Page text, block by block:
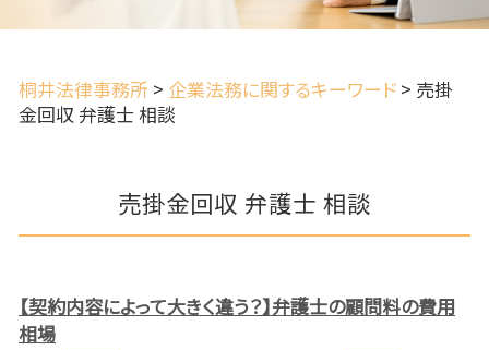
桐井法律事務所 > 企業法務に関するキーワード > 売掛
金回収 弁護士 相談
売掛金回収 弁護士 相談
【契約内容によって大きく違う？】弁護士の顧問料の費用
相場